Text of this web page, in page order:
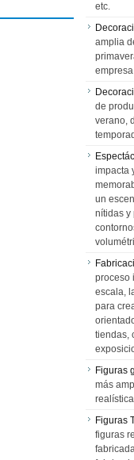
etc.
amplia
de
verano,
impacta
un
nítidas y
proceso
escala,
para
tiendas,
Figuras
más
Figuras
figuras